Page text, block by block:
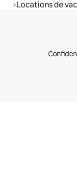
Locations de